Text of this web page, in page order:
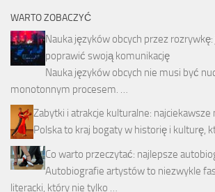
WARTO ZOBACZYĆ
Nauka języków obcych przez
poprawić swoją komunikację
Nauka języków obcych nie musi być
monotonnym procesem. …
Zabytki i atrakcje kulturalne: najciekawsze
Polska to kraj bogaty w historię i kulturę,
Co warto przeczytać: najlepsze
Autobiografie artystów to niezwykle
literacki, który nie tylko …